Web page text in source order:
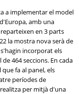
a implementar el model
amb una
reparteixen en 3 parts
la mostra nova serà de
incorporat els
464 seccions. En cada
fa al panel, els
períodes de
per mitjà d'una